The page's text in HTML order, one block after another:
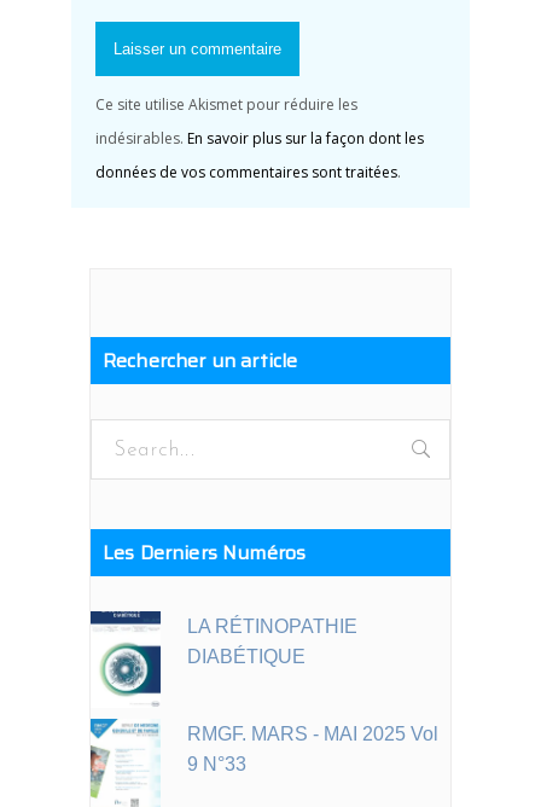
Ce site utilise Akismet pour réduire les
indésirables. En savoir plus sur la façon dont les
données de vos commentaires sont traitées.
Rechercher un article
Search
Les Derniers Numéros
LA RÉTINOPATHIE
DIABÉTIQUE
RMGF. MARS - MAI 2025 Vol
9 N°33